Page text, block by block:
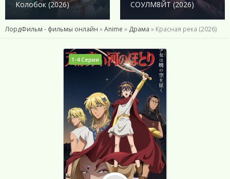
Колобок (2026)
СОУЛМ8ЙТ (2026)
ЛордФильм - фильмы онлайн »Anime » Драма » Красная река (2026)
1-4 Серия